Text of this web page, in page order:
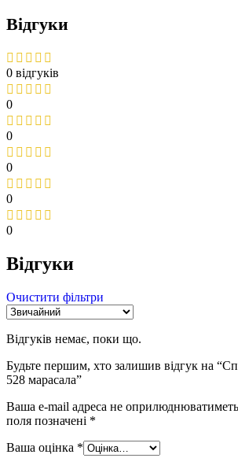
Відгуки
0 відгуків
0
0
0
0
0
Відгуки
Очистити фільтри
Відгуків немає, поки що.
Будьте першим, хто залишив відгук на
528 марасала”
Ваша e-mail адреса не
поля позначені *
Ваша оцінка *